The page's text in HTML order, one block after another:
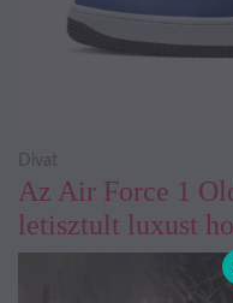
Az Air Force 1
letisztult luxust
Divat